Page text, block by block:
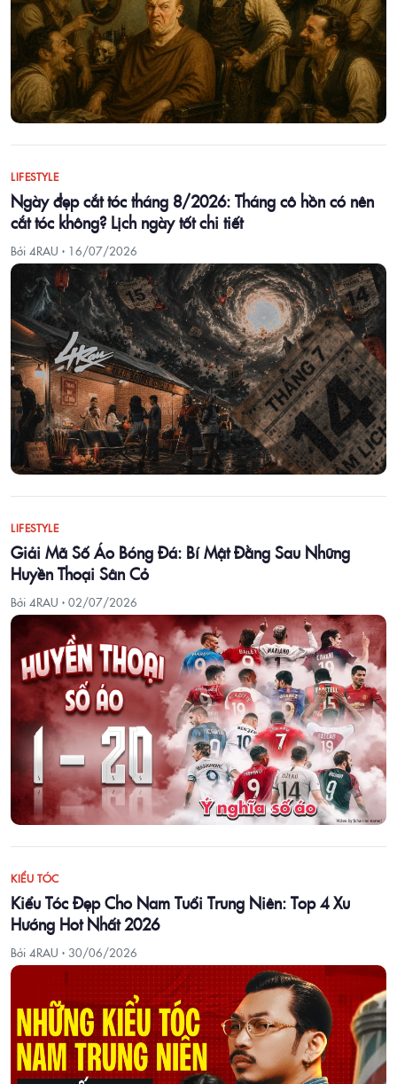
LIFESTYLE
Ngày đẹp cắt tóc tháng 8/2026: Tháng cô hồn có nên
cắt tóc không? Lịch ngày tốt chi tiết
Bởi 4RAU · 16/07/2026
LIFESTYLE
Giải Mã Số Áo Bóng Đá: Bí Mật Đằng Sau Những
Huyền Thoại Sân Cỏ
Bởi 4RAU · 02/07/2026
KIỂU TÓC
Kiểu Tóc Đẹp Cho Nam Tuổi Trung Niên: Top 4 Xu
Hướng Hot Nhất 2026
Bởi 4RAU · 30/06/2026